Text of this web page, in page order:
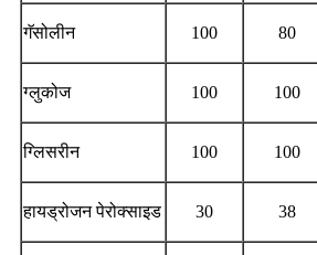
गॅसोलीन 100 80
ग्लुकोज 100 100
ग्लिसरीन 100 100
हायड्रोजन पेरोक्साइड 30 38